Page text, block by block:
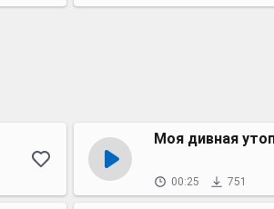
Моя дивная
00:25 751